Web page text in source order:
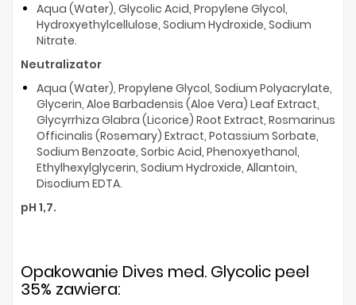
Aqua (Water), Glycolic Acid, Propylene Glycol,
Hydroxyethylcellulose, Sodium Hydroxide, Sodium
Nitrate.
Neutralizator
Aqua (Water), Propylene Glycol, Sodium Polyacrylate,
Glycerin, Aloe Barbadensis (Aloe Vera) Leaf Extract,
Glycyrrhiza Glabra (Licorice) Root Extract, Rosmarinus
Officinalis (Rosemary) Extract, Potassium Sorbate,
Sodium Benzoate, Sorbic Acid, Phenoxyethanol,
Ethylhexylglycerin, Sodium Hydroxide, Allantoin,
Disodium EDTA.
pH 1,7.
Opakowanie Dives med. Glycolic peel
35% zawiera: